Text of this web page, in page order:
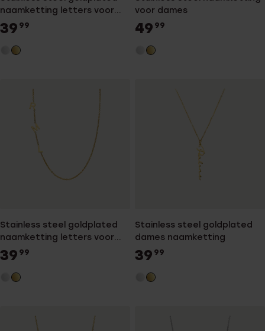
naamketting letters voor
dames
39 99
voor dames
49 99
Stainless steel goldplated
naamketting letters voor
dames
39 99
Stainless steel goldplated
dames naamketting
39 99